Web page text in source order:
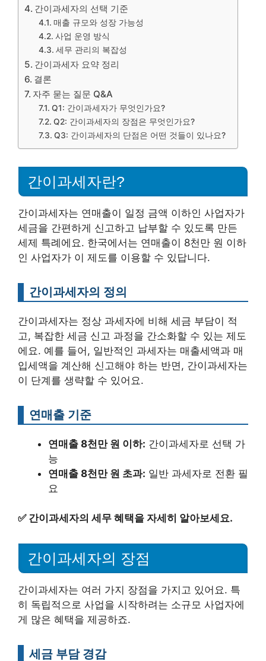
간이과세자의 선택 기준
매출 규모와 성장 가능성
사업 운영 방식
세무 관리의 복잡성
간이과세자 요약 정리
결론
자주 묻는 질문 Q&A
Q1: 간이과세자가 무엇인가요?
Q2: 간이과세자의 장점은 무엇인가요?
Q3: 간이과세자의 단점은 어떤 것들이 있나요?
간이과세자란?
간이과세자는 연매출이 일정 금액 이하인 사업자가
세금을 간편하게 신고하고 납부할 수 있도록 만든
세제 특례에요. 한국에서는 연매출이 8천만 원 이하
인 사업자가 이 제도를 이용할 수 있답니다.
간이과세자의 정의
간이과세자는 정상 과세자에 비해 세금 부담이 적
고, 복잡한 세금 신고 과정을 간소화할 수 있는 제도
에요. 예를 들어, 일반적인 과세자는 매출세액과 매
입세액을 계산해 신고해야 하는 반면, 간이과세자는
이 단계를 생략할 수 있어요.
연매출 기준
연매출 8천만 원 이하: 간이과세자로 선택 가
능
연매출 8천만 원 초과: 일반 과세자로 전환 필
요
✅ 간이과세자의 세무 혜택을 자세히 알아보세요.
간이과세자의 장점
간이과세자는 여러 가지 장점을 가지고 있어요. 특
히 독립적으로 사업을 시작하려는 소규모 사업자에
게 많은 혜택을 제공하죠.
세금 부담 경감